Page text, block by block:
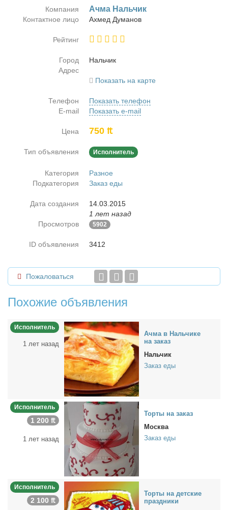
Компания Ач­ма Наль­чик
Контактное лицо Ах­мед Ду­ма­нов
Рейтинг
Город
Наль­чик
Адрес
Показать на карте
Телефон
Показать телефон
E-mail
Показать e-mail
Цена 750 ₶
Тип объявления Исполнитель
Категория
Разное
Подкатегория
Заказ еды
Дата создания
14.03.2015
1 лет назад
Просмотров
5902
ID объявления 3412
Пожаловаться
Похожие объявления
Исполнитель
1 лет назад
Ач­ма в Наль­чи­ке
на за­каз
Нальчик
Заказ еды
Исполнитель
1 200 ₶
1 лет назад
Тор­ты на за­каз
Москва
Заказ еды
Исполнитель
2 100 ₶
Тор­ты на дет­ские
празд­ни­ки